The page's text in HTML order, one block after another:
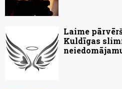
Laime
Kuldīgas